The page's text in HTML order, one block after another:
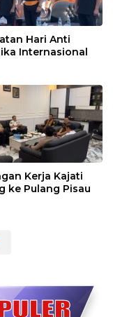
Hari Anti
Internasional
Kerja Kajati
ke Pulang Pisau